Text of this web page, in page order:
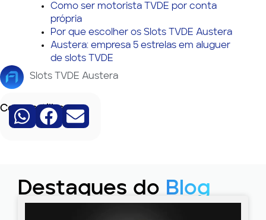
Como ser motorista TVDE por conta
própria
Por que escolher os Slots TVDE Austera
Austera: empresa 5 estrelas em aluguer
de slots TVDE
Slots TVDE Austera
Compartilhe:
Destaques do Blog